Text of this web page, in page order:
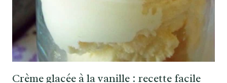
Crème glacée à la vanille : recette facile